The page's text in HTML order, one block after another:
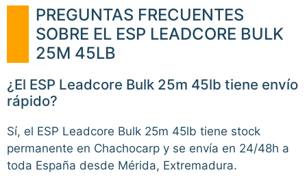
PREGUNTAS FRECUENTES
SOBRE EL ESP LEADCORE BULK
25M 45LB
¿El ESP Leadcore Bulk 25m 45lb tiene envío
rápido?
Sí, el ESP Leadcore Bulk 25m 45lb tiene stock
permanente en Chachocarp y se envía en 24/48h a
toda España desde Mérida, Extremadura.